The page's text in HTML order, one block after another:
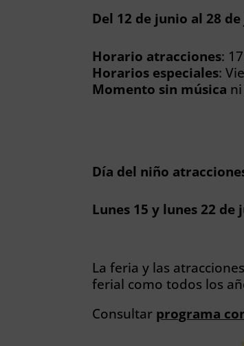
Del 12 de junio al 28
Horario atracciones:
Horarios especiales:
Momento sin música
Día del niño
Lunes 15 y lunes 22 de
La feria y las
ferial como todos los
Consultar programa